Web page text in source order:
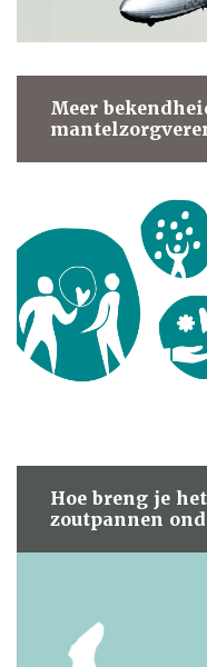
Meer
Hoe breng je
zoutpannen